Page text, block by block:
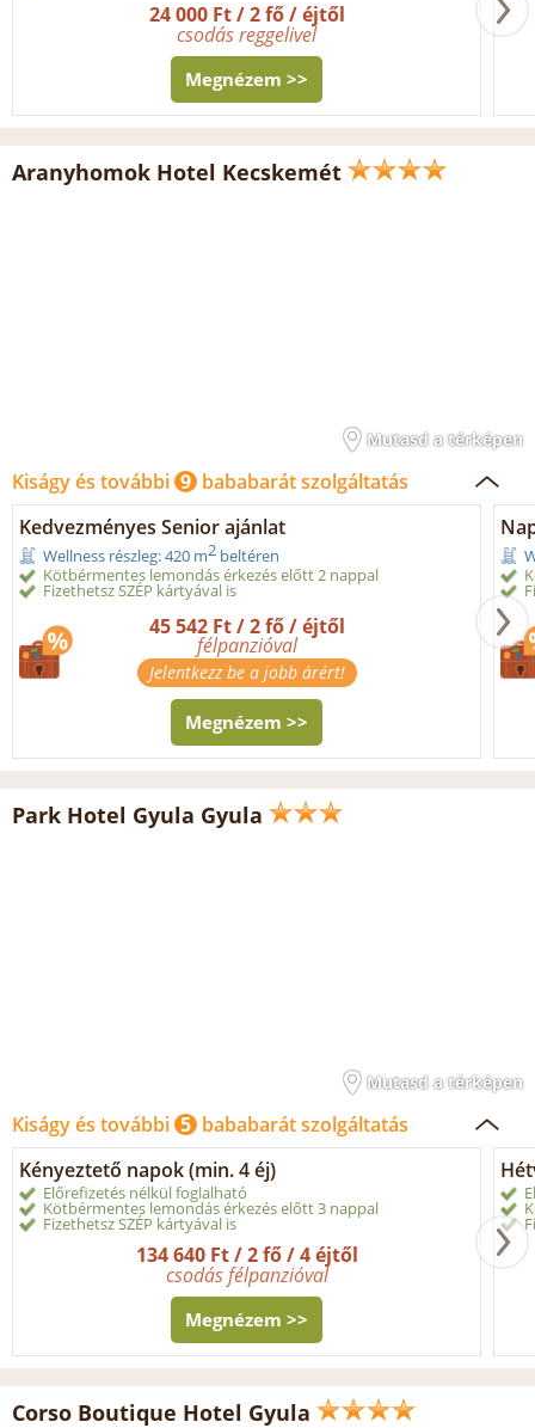
24 000 Ft / 2 fő / éjtől
csodás reggelivel
Megnézem >>
Aranyhomok Hotel Kecskemét
Mutasd a térképen
Kiságy és további 9 bababarát szolgáltatás
Kedvezményes Senior ajánlat
Wellness részleg: 420 m2 beltéren
Kötbérmentes lemondás érkezés előtt 2 nappal
Fizethetsz SZÉP kártyával is
45 542 Ft / 2 fő / éjtől
félpanzióval
Jelentkezz be a jobb árért!
Megnézem >>
Park Hotel Gyula Gyula
Mutasd a térképen
Kiságy és további 5 bababarát szolgáltatás
Kényeztető napok (min. 4 éj)
Előrefizetés nélkül foglalható
Kötbérmentes lemondás érkezés előtt 3 nappal
Fizethetsz SZÉP kártyával is
134 640 Ft / 2 fő / 4 éjtől
csodás félpanzióval
Megnézem >>
Corso Boutique Hotel Gyula